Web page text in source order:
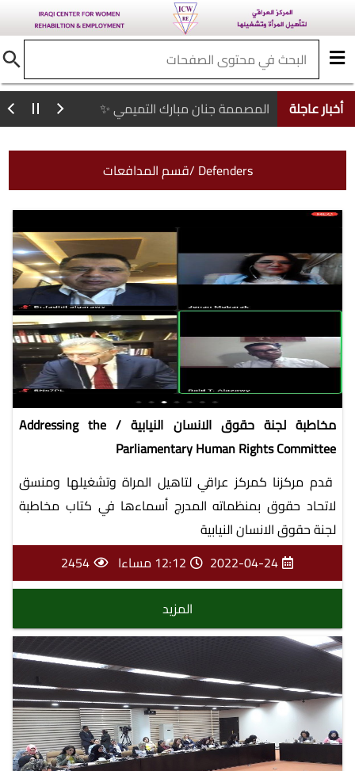
أخبار عاجلة المصممة جنان مبارك التميمي ✨
قسم المدافعات/ Defenders
مخاطبة لجنة حقوق الانسان النيابية / Addressing the
Parliamentary Human Rights Committee
قدم مركزنا كمركز عراقي لتاهيل المراة وتشغيلها ومنسق
لاتحاد حقوق بمنظماته المدرج أسماءها في كتاب مخاطبة
لجنة حقوق الانسان النيابية
المزيد
2022-04-24 12:12 مساءا 2454